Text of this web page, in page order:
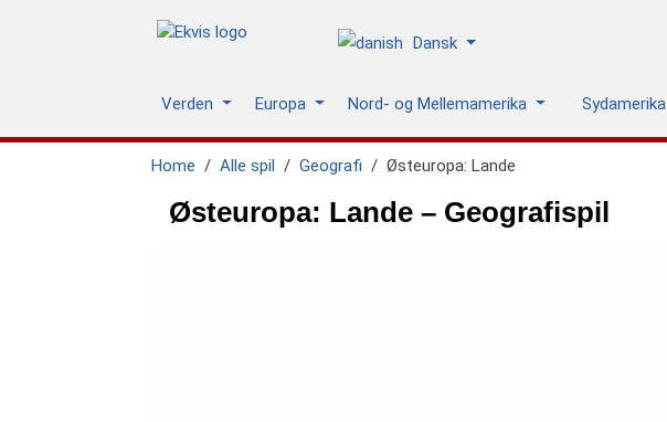
Dansk
Verden Europa Nord- og Mellemamerika Sydamerika
Home Alle spil Geografi Østeuropa: Lande
Østeuropa: Lande – Geografispil